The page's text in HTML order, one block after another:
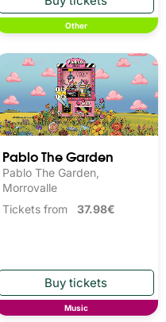
Other
Pablo The Garden
Pablo The Garden,
Morrovalle
Tickets from 37.98€
Music